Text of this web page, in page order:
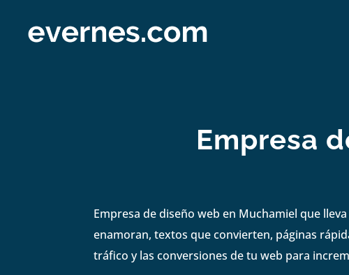
Empresa
Empresa de diseño web en Muchamiel que
enamoran, textos que convierten, páginas
tráfico y las conversiones de tu web para